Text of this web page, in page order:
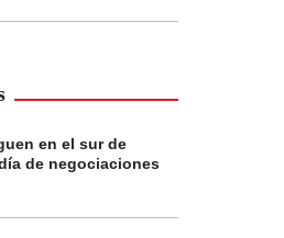
en el sur de
de negociaciones